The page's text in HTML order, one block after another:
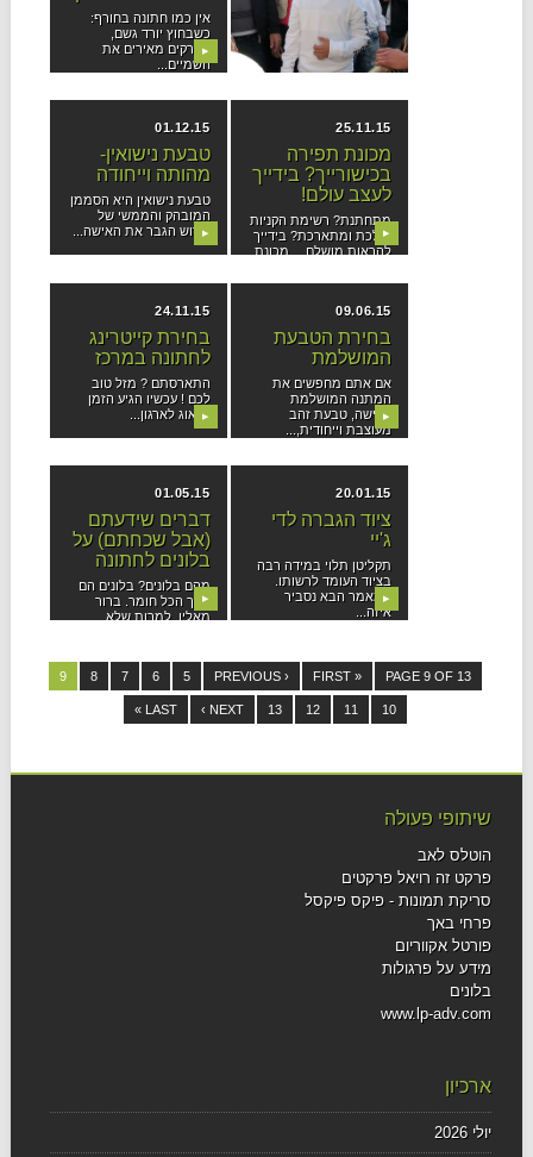
אין כמו חתונה בחורף:
כשבחוץ יורד גשם,
הברקים מאירים את
השמיים...
▶
המשפחה
הפירוש של בר מצווה
בירושלים הוא מסיבה
מיוחדת במינה שנמשכת
▶
01.12.15
טבעת נישואין-
מהותה וייחודה
טבעת נישואין היא הסממן
המובהק והממשי של
קידוש הגבר את האישה...
▶
25.11.15
מכונת תפירה
בכישורייך? בידייך
לעצב עולם!
מתחתנת? רשימת הקניות
הולכת ומתארכת? בידייך
להראות מושלם… מכונת
▶
24.11.15
בחירת קייטרינג
לחתונה במרכז
התארסתם ? מזל טוב
לכם ! עכשיו הגיע הזמן
לדאוג לארגון...
▶
09.06.15
בחירת הטבעת
המושלמת
אם אתם מחפשים את
המתנה המושלמת
לאישה, טבעת זהב
מעוצבת וייחודית,...
▶
01.05.15
דברים שידעתם
(אבל שכחתם) על
בלונים לחתונה
מהם בלונים? בלונים הם
בסך הכל חומר. ברור
מאליו, למרות שלא...
▶
20.01.15
ציוד הגברה לדי
ג'יי
תקליטן תלוי במידה רבה
בציוד העומד לרשותו.
במאמר הבא נסביר
איזה...
▶
PAGE 9 OF 13
« FIRST
‹ PREVIOUS
5
6
7
8
9
10
11
12
13
NEXT ›
LAST »
שיתופי פעולה
הוטלס לאב
פרקט זה רויאל פרקטים
סריקת תמונות - פיקס פיקסל
פרחי באך
פורטל אקווריום
מידע על פרגולות
בלונים
www.lp-adv.com
ארכיון
יולי 2026